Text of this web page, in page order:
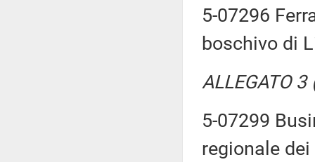
5-07296
boschivo di
ALLEGATO
5-07299
regionale